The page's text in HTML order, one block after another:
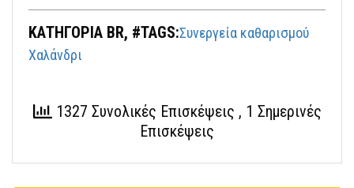
ΚΑΤΗΓΟΡΙΑ BR, #TAGS:Συνεργεία καθαρισμού
Χαλάνδρι
1327 Συνολικές Επισκέψεις , 1 Σημερινές
Επισκέψεις